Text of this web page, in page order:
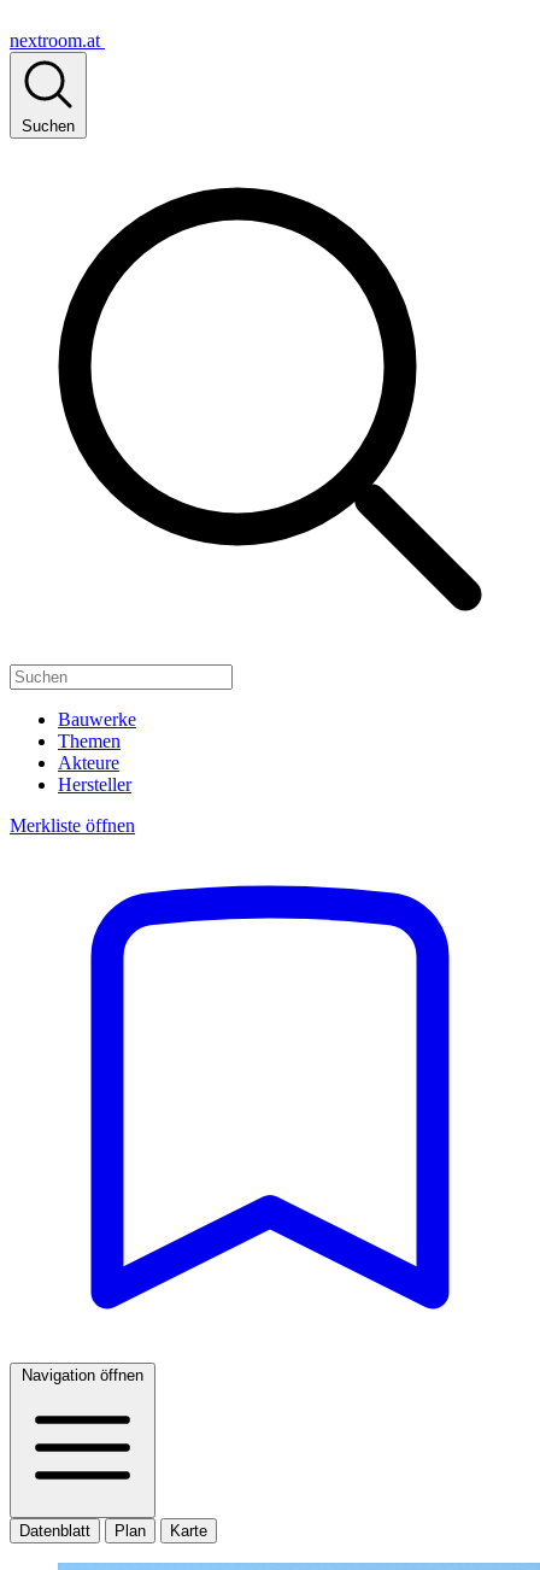
nextroom.at
Suchen
Bauwerke
Themen
Akteure
Hersteller
Merkliste öffnen
Navigation öffnen
Datenblatt Plan Karte